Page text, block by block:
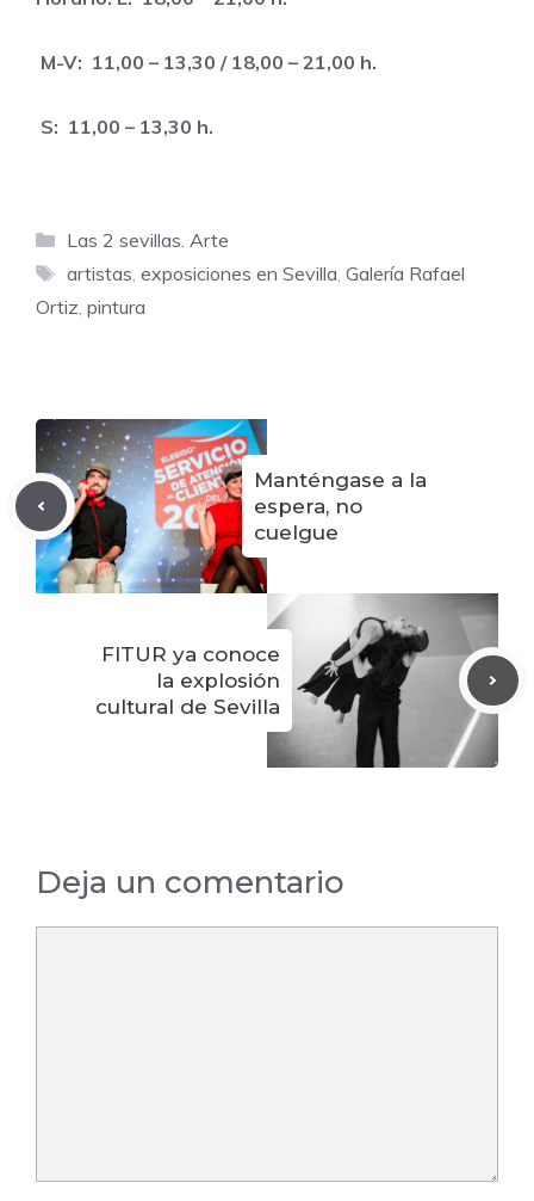
M-V: 11,00 – 13,30 / 18,00 – 21,00 h.
S: 11,00 – 13,30 h.
Categorías
Las 2 sevillas. Arte
Etiquetas
artistas, exposiciones en Sevilla, Galería Rafael
Ortiz, pintura
Manténgase a la
espera, no
cuelgue
FITUR ya conoce
la explosión
cultural de Sevilla
Deja un comentario